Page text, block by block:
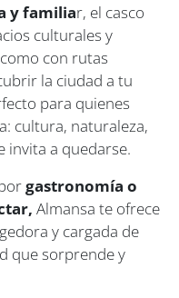
y familiar, el casco
culturales y
con rutas
la ciudad a tu
para quienes
cultura, naturaleza,
invita a quedarse.
gastronomía o
Almansa te ofrece
y cargada de
que sorprende y